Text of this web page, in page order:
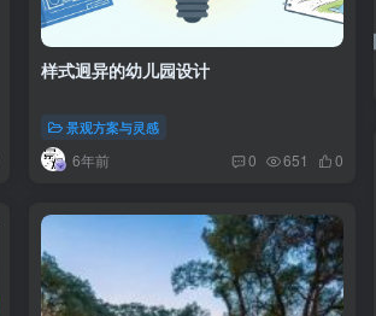
样式迥异的幼儿园设计
景观方案与灵感
6年前 0 651 0